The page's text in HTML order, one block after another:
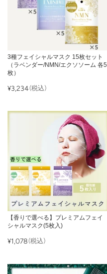
3種フェイシャルマスク 15枚セット
（ラベンダー/NMN/エクソソーム 各5
枚）
¥3,234(税込)
【香りで選べる】プレミアムフェイ
シャルマスク(5枚入)
¥1,078(税込)